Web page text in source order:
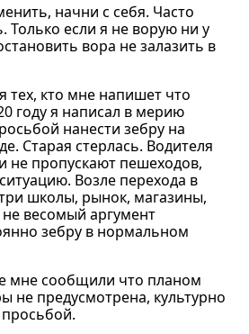
начни с себя. Часто
Только если я не ворую ни у
вора не залазить в
тех, кто мне напишет что
году я написал в мерию
нанести зебру на
Старая стерлась. Водителя
не пропускают пешеходов,
Возле перехода в
школы, рынок, магазины,
весомый аргумент
зебру в нормальном
мне сообщили что планом
не предусмотрена, культурно